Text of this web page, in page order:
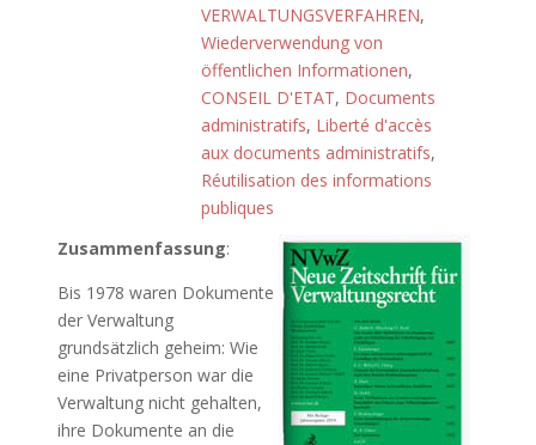
VERWALTUNGSVERFAHREN,
Wiederverwendung von
öffentlichen Informationen,
CONSEIL D'ETAT, Documents
administratifs, Liberté d'accès
aux documents administratifs,
Réutilisation des informations
publiques
Zusammenfassung:
Bis 1978 waren Dokumente
der Verwaltung
grundsätzlich geheim: Wie
eine Privatperson war die
Verwaltung nicht gehalten,
ihre Dokumente an die